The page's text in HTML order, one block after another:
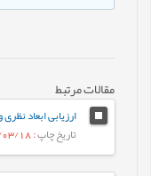
مقالات مرتبط
تاریخ چاپ: 1405/03/18